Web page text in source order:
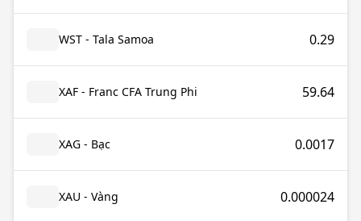
WST - Tala Samoa 0.29
XAF - Franc CFA Trung Phi 59.64
XAG - Bạc 0.0017
XAU - Vàng 0.000024